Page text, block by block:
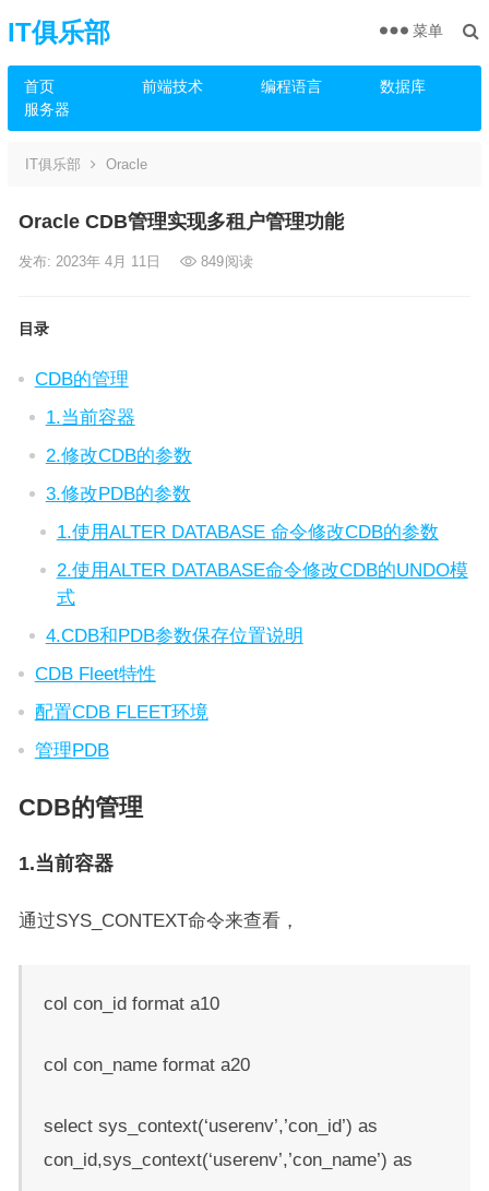
IT俱乐部
首页 前端技术 编程语言
数据库
服务器
菜单
IT俱乐部 Oracle
Oracle CDB管理实现多租户管理功能
发布: 2023年 4月 11日 849阅读
目录
CDB的管理
1.当前容器
2.修改CDB的参数
3.修改PDB的参数
1.使用ALTER DATABASE 命令修改CDB的参数
2.使用ALTER DATABASE命令修改CDB的UNDO模
式
4.CDB和PDB参数保存位置说明
CDB Fleet特性
配置CDB FLEET环境
管理PDB
CDB的管理
1.当前容器
通过SYS_CONTEXT命令来查看，
col con_id format a10
col con_name format a20
select sys_context(‘userenv’,’con_id’) as
con_id,sys_context(‘userenv’,’con_name’) as